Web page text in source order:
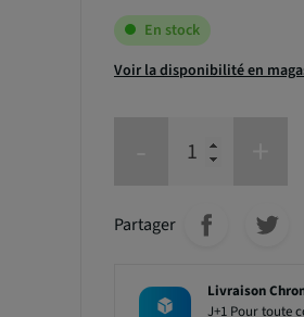
En stock
Voir la disponibilité en
Partager
Livraison
J+1 Pour toute